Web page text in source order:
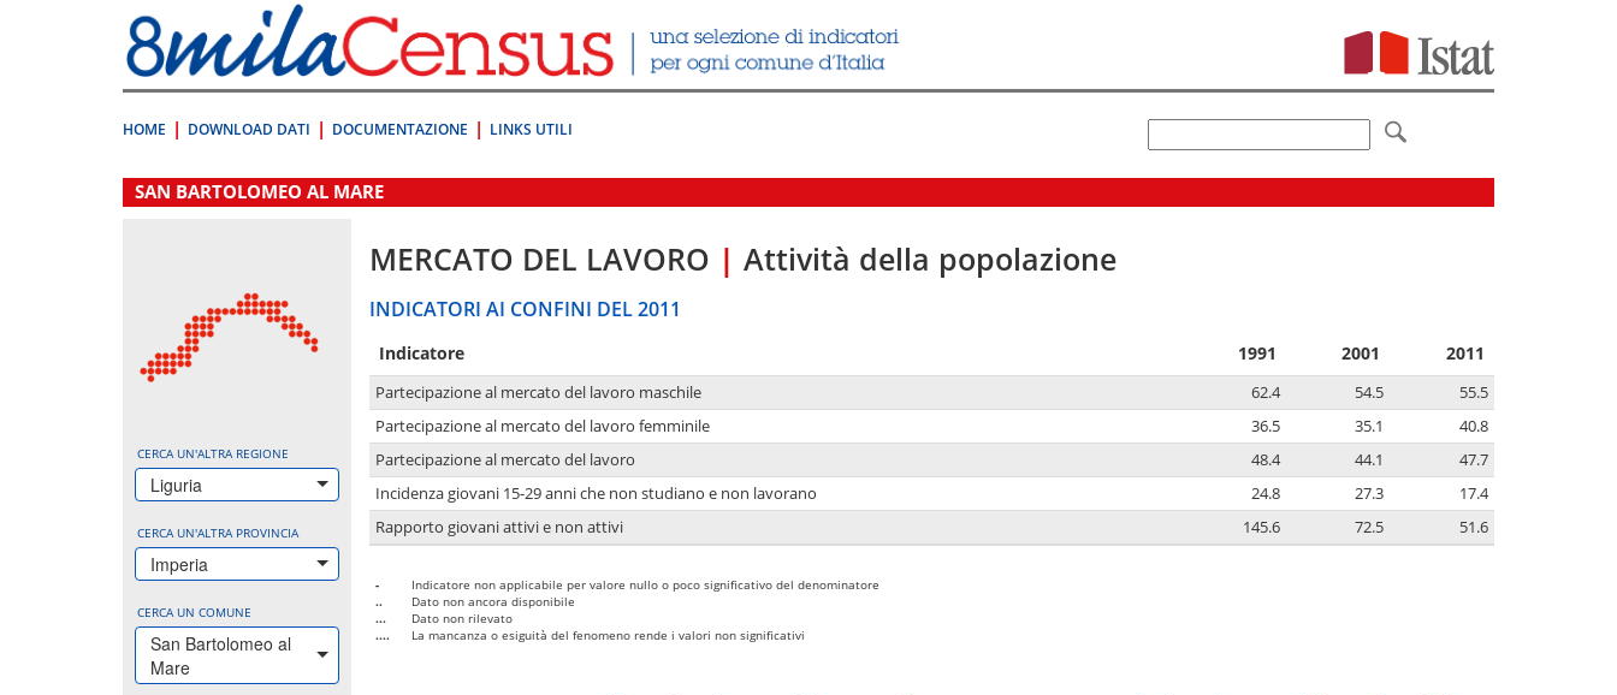
direttamente
a:
Contenuto
HOME DOWNLOAD DATI DOCUMENTAZIONE LINKS UTILI
.
SAN BARTOLOMEO AL MARE
CERCA UN'ALTRA REGIONE
Liguria
CERCA UN'ALTRA PROVINCIA
Imperia
CERCA UN COMUNE
San Bartolomeo al
Mare
MERCATO DEL LAVORO | Attività della popolazione
INDICATORI AI CONFINI DEL 2011
Indicatore 1991 2001 2011
Partecipazione al mercato del lavoro maschile 62.4 54.5
55.5
Partecipazione al mercato del lavoro femminile
36.5 35.1
40.8
Partecipazione al mercato del lavoro
48.4 44.1
47.7
Incidenza giovani 15-29 anni che non studiano e non lavorano
24.8 27.3
17.4
Rapporto giovani attivi e non attivi
145.6 72.5 51.6
-
Indicatore non applicabile per valore nullo o poco significativo del denominatore
..
Dato non ancora disponibile
...
Dato non rilevato
....
La mancanza o esiguità del fenomeno rende i valori non significativi